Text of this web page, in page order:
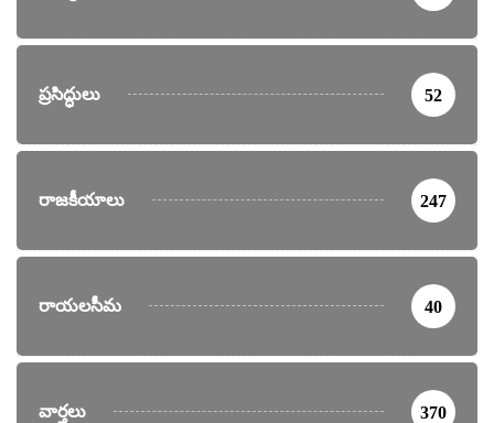
ప్రసిద్ధులు 52
రాజకీయాలు 247
రాయలసీమ 40
వార్తలు 370